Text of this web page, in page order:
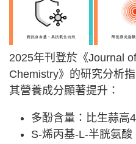
2025年刊登於《Journal
Chemistry》的研究分析
其營養成分顯著提升：
多酚含量：比生蒜高
S-烯丙基-L-半胱氨酸